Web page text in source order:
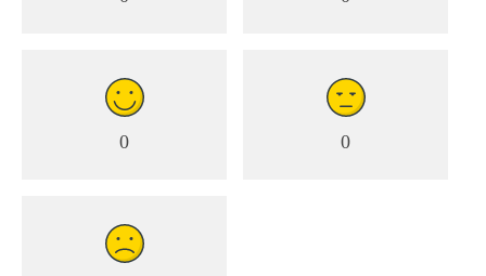
0 0